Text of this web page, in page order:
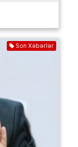
Son Xəbərlər